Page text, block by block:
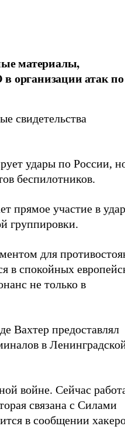
материалы,
организации атак по
свидетельства
удары по России,
беспилотников.
прямое участие в
группировки.
для
в спокойных
не только в
Вахтер предоставлял
в
войне. Сейчас
связана с Силами
в сообщении